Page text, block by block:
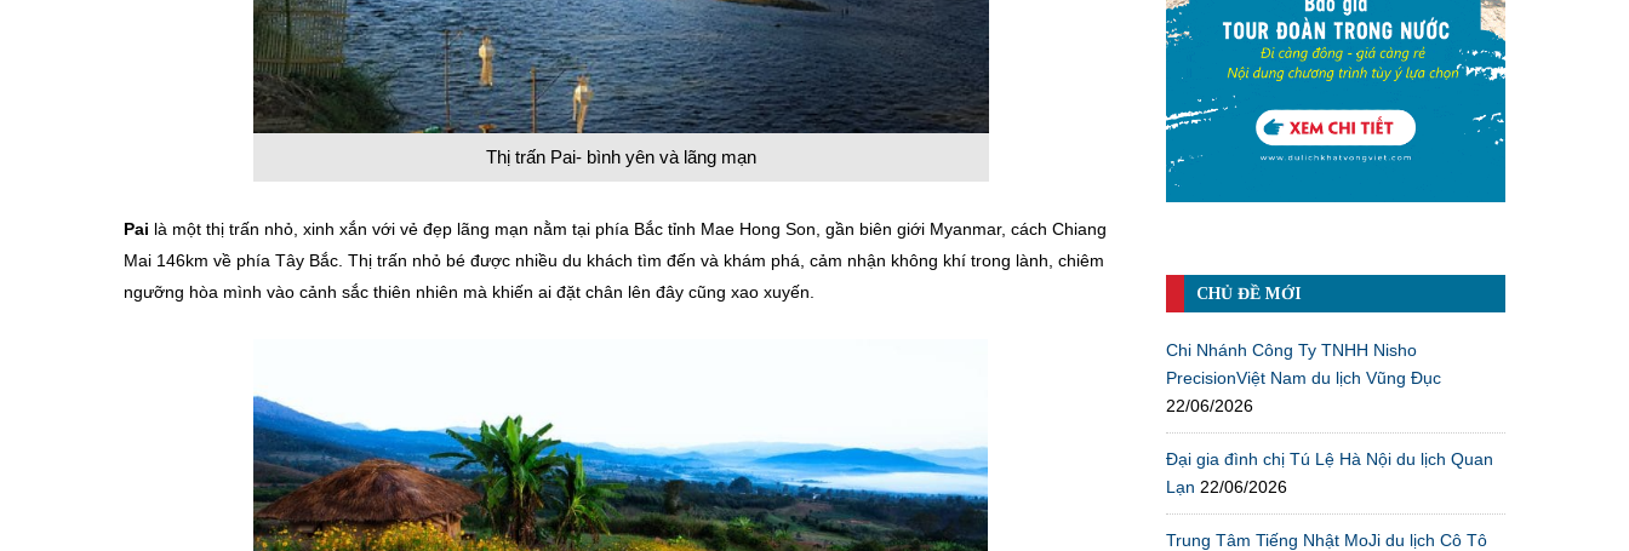
Thị trấn Pai- bình yên và lãng mạn
Pai là một thị trấn nhỏ, xinh xắn với vẻ đẹp lãng mạn nằm tại phía Bắc tỉnh Mae Hong Son, gần biên giới Myanmar, cách Chiang
Mai 146km về phía Tây Bắc. Thị trấn nhỏ bé được nhiều du khách tìm đến và khám phá, cảm nhận không khí trong lành, chiêm
ngưỡng hòa mình vào cảnh sắc thiên nhiên mà khiến ai đặt chân lên đây cũng xao xuyến.
CHỦ ĐỀ MỚI
Chi Nhánh Công Ty TNHH Nisho
PrecisionViệt Nam du lịch Vũng Đục
22/06/2026
Đại gia đình chị Tú Lệ Hà Nội du lịch Quan
Lạn 22/06/2026
Trung Tâm Tiếng Nhật MoJi du lịch Cô Tô